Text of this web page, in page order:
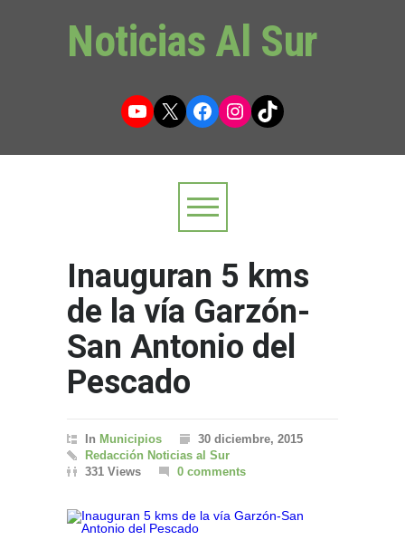
Noticias Al Sur
YouTube
X Facebook
Instagram
TikTok
Inauguran 5 kms
de la vía Garzón-
San Antonio del
Pescado
In Municipios
30 diciembre, 2015
Redacción Noticias al Sur
331 Views
0 comments